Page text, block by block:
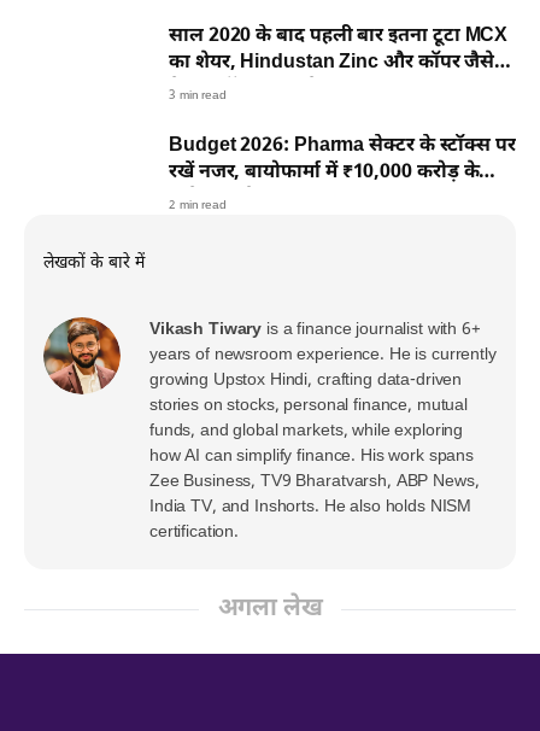
साल 2020 के बाद पहली बार इतना टूटा MCX
का शेयर, Hindustan Zinc और कॉपर जैसे
मेटल स्टॉक्स भी गिरे
3 min read
Budget 2026: Pharma सेक्टर के स्टॉक्स पर
रखें नजर, बायोफार्मा में ₹10,000 करोड़ के
निवेश का ऐलान
2 min read
लेखकों के बारे में
Vikash Tiwary is a finance journalist with 6+
years of newsroom experience. He is currently
growing Upstox Hindi, crafting data-driven
stories on stocks, personal finance, mutual
funds, and global markets, while exploring
how AI can simplify finance. His work spans
Zee Business, TV9 Bharatvarsh, ABP News,
India TV, and Inshorts. He also holds NISM
certification.
अगला लेख